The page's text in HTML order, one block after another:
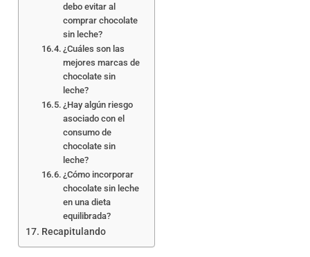
debo evitar al
comprar chocolate
sin leche?
¿Cuáles son las
mejores marcas de
chocolate sin
leche?
¿Hay algún riesgo
asociado con el
consumo de
chocolate sin
leche?
¿Cómo incorporar
chocolate sin leche
en una dieta
equilibrada?
Recapitulando